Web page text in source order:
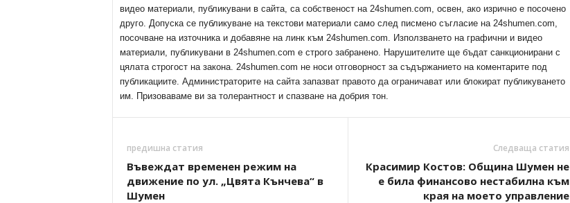
видео материали, публикувани в сайта, са собственост на 24shumen.com, освен, ако изрично е посочено
друго. Допуска се публикуване на текстови материали само след писмено съгласие на 24shumen.com,
посочване на източника и добавяне на линк към 24shumen.com. Използването на графични и видео
материали, публикувани в 24shumen.com е строго забранено. Нарушителите ще бъдат санкционирани с
цялата строгост на закона. 24shumen.com не носи отговорност за съдържанието на коментарите под
публикациите. Администраторите на сайта запазват правото да ограничават или блокират публикуването
им. Призоваваме ви за толерантност и спазване на добрия тон.
предишна статия
Въвеждат временен режим на
движение по ул. „Цвята Кънчева“ в
Шумен
Следваща статия
Красимир Костов: Община Шумен не
е била финансово нестабилна към
края на моето управление